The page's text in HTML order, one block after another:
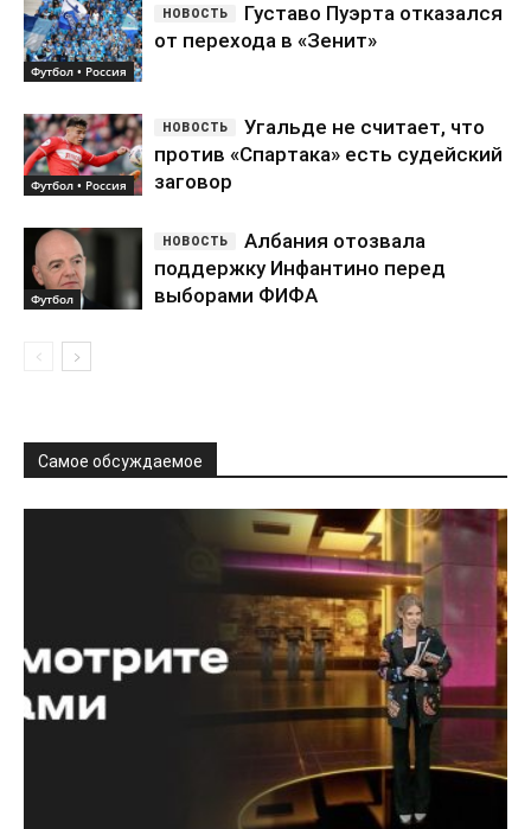
Футбол • Россия
Густаво Пуэрта отказался
от перехода в «Зенит»
Футбол • Россия
Угальде не считает, что
против «Спартака» есть судейский
заговор
Футбол
Албания отозвала
поддержку Инфантино перед
выборами ФИФА
Самое обсуждаемое